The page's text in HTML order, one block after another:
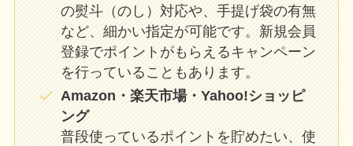
の熨斗（のし）対応や、手提げ袋の有無
など、細かい指定が可能です。新規会員
登録でポイントがもらえるキャンペーン
を行っていることもあります。
Amazon・楽天市場・Yahoo!ショッピ
ング
普段使っているポイントを貯めたい、使